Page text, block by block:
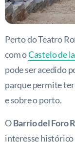
Perto do Teatro
com oCastelo de
pode ser acedido
parque permite ter
e sobre o porto.
OBarrio del Foro
interesse histórico